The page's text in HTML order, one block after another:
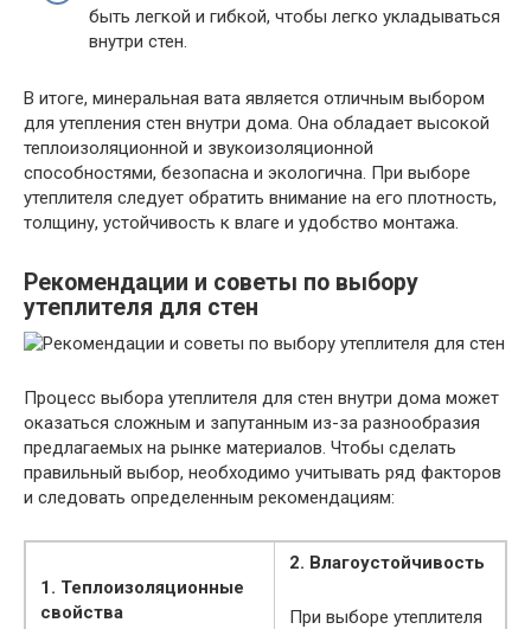
быть легкой и гибкой, чтобы легко укладываться
внутри стен.
В итоге, минеральная вата является отличным выбором
для утепления стен внутри дома. Она обладает высокой
теплоизоляционной и звукоизоляционной
способностями, безопасна и экологична. При выборе
утеплителя следует обратить внимание на его плотность,
толщину, устойчивость к влаге и удобство монтажа.
Рекомендации и советы по выбору
утеплителя для стен
Процесс выбора утеплителя для стен внутри дома может
оказаться сложным и запутанным из-за разнообразия
предлагаемых на рынке материалов. Чтобы сделать
правильный выбор, необходимо учитывать ряд факторов
и следовать определенным рекомендациям:
1. Теплоизоляционные
свойства
2. Влагоустойчивость
При выборе утеплителя